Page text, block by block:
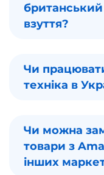
британський
взуття?
Чи
техніка в
Чи можна
товари з
інших